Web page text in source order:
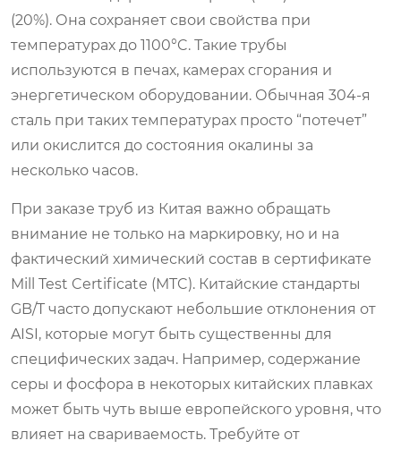
(20%). Она сохраняет свои свойства при
температурах до 1100°C. Такие трубы
используются в печах, камерах сгорания и
энергетическом оборудовании. Обычная 304-я
сталь при таких температурах просто “потечет”
или окислится до состояния окалины за
несколько часов.
При заказе труб из Китая важно обращать
внимание не только на маркировку, но и на
фактический химический состав в сертификате
Mill Test Certificate (MTC). Китайские стандарты
GB/T часто допускают небольшие отклонения от
AISI, которые могут быть существенны для
специфических задач. Например, содержание
серы и фосфора в некоторых китайских плавках
может быть чуть выше европейского уровня, что
влияет на свариваемость. Требуйте от